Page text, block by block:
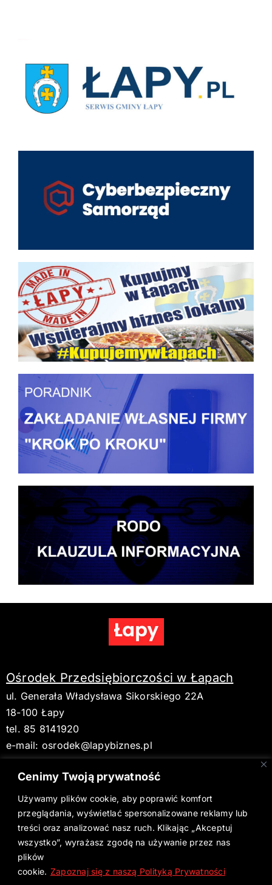
Cenimy Twoją prywatność
Używamy plików cookie, aby poprawić komfort
przeglądania, wyświetlać spersonalizowane reklamy lub
treści oraz analizować nasz ruch. Klikając „Akceptuj
wszystko”, wyrażasz zgodę na używanie przez nas
plików
cookie. Zapoznaj się z naszą Polityką Prywatności
Ośrodek Przedsiębiorczości w Łapach
ul. Generała Władysława Sikorskiego 22A
18-100 Łapy
tel. 85 8141920
e-mail: osrodek@lapybiznes.pl
BIP
Deklaracja dostępności
Aktualne wydanie Gazety Łapskiej